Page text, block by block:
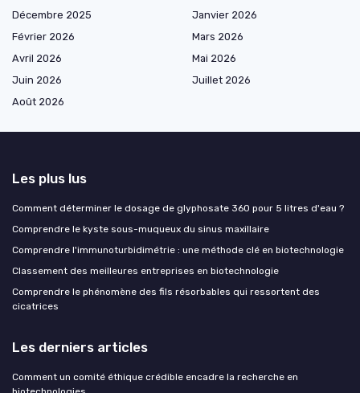
Décembre 2025
Janvier 2026
Février 2026
Mars 2026
Avril 2026
Mai 2026
Juin 2026
Juillet 2026
Août 2026
Les plus lus
Comment déterminer le dosage de glyphosate 360 pour 5 litres d'eau ?
Comprendre le kyste sous-muqueux du sinus maxillaire
Comprendre l'immunoturbidimétrie : une méthode clé en biotechnologie
Classement des meilleures entreprises en biotechnologie
Comprendre le phénomène des fils résorbables qui ressortent des
cicatrices
Les derniers articles
Comment un comité éthique crédible encadre la recherche en